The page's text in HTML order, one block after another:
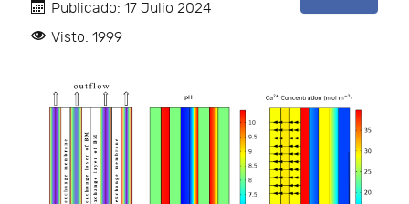
Publicado: 17 Julio 2024
Visto: 1999